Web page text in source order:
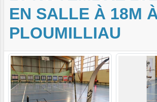
EN SALLE À 18M
PLOUMILLIAU